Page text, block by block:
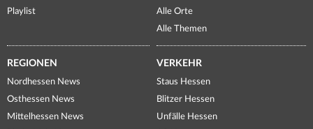
Playlist
Alle Orte
Alle Themen
REGIONEN
Nordhessen News
Osthessen News
Mittelhessen News
VERKEHR
Staus Hessen
Blitzer Hessen
Unfälle Hessen